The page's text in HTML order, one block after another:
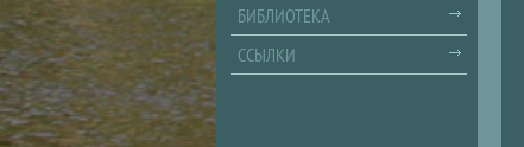
БИБЛИОТЕКА
ССЫЛКИ